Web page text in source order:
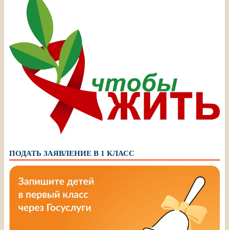
ПОДАТЬ ЗАЯВЛЕНИЕ В 1 КЛАСС